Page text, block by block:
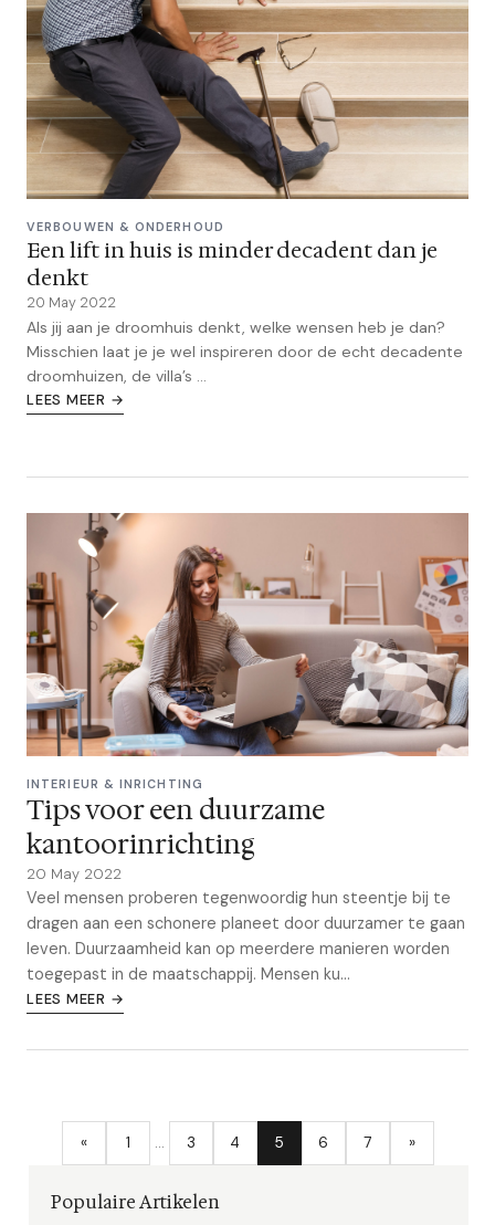
VERBOUWEN & ONDERHOUD
Een lift in huis is minder decadent dan je
denkt
20 May 2022
Als jij aan je droomhuis denkt, welke wensen heb je dan?
Misschien laat je je wel inspireren door de echt decadente
droomhuizen, de villa’s ...
LEES MEER →
INTERIEUR & INRICHTING
Tips voor een duurzame
kantoorinrichting
20 May 2022
Veel mensen proberen tegenwoordig hun steentje bij te
dragen aan een schonere planeet door duurzamer te gaan
leven. Duurzaamheid kan op meerdere manieren worden
toegepast in de maatschappij. Mensen ku...
LEES MEER →
« 1 … 3 4 5 6 7 »
Populaire Artikelen